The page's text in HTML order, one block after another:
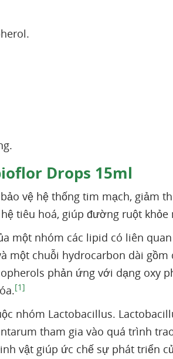
Drops 15ml
vệ hệ thống tim mạch, giảm
tiêu hoá, giúp đường ruột khỏe
một nhóm các lipid có liên
một chuỗi hydrocarbon dài
phản ứng với dạng oxy
[1]
nhóm Lactobacillus.
tham gia vào quá trình
vật giúp ức chế sự phát triển